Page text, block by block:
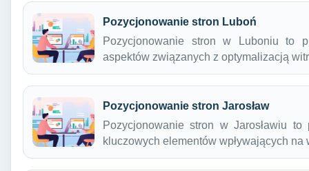
Pozycjonowanie stron Luboń
Pozycjonowanie stron w Luboniu to
aspektów związanych z optymalizacją
Pozycjonowanie stron Jarosław
Pozycjonowanie stron w Jarosławiu
kluczowych elementów wpływających